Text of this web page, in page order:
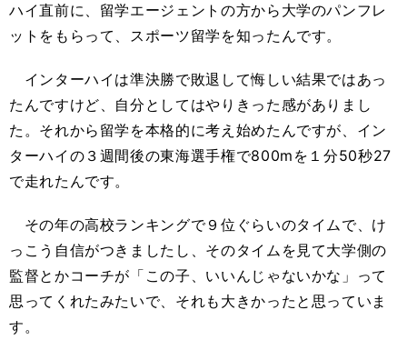
ハイ直前に、留学エージェントの方から大学のパンフレ
ットをもらって、スポーツ留学を知ったんです。
インターハイは準決勝で敗退して悔しい結果ではあっ
たんですけど、自分としてはやりきった感がありまし
た。それから留学を本格的に考え始めたんですが、イン
ターハイの３週間後の東海選手権で800mを１分50秒27
で走れたんです。
その年の高校ランキングで９位ぐらいのタイムで、け
っこう自信がつきましたし、そのタイムを見て大学側の
監督とかコーチが「この子、いいんじゃないかな」って
思ってくれたみたいで、それも大きかったと思っていま
す。